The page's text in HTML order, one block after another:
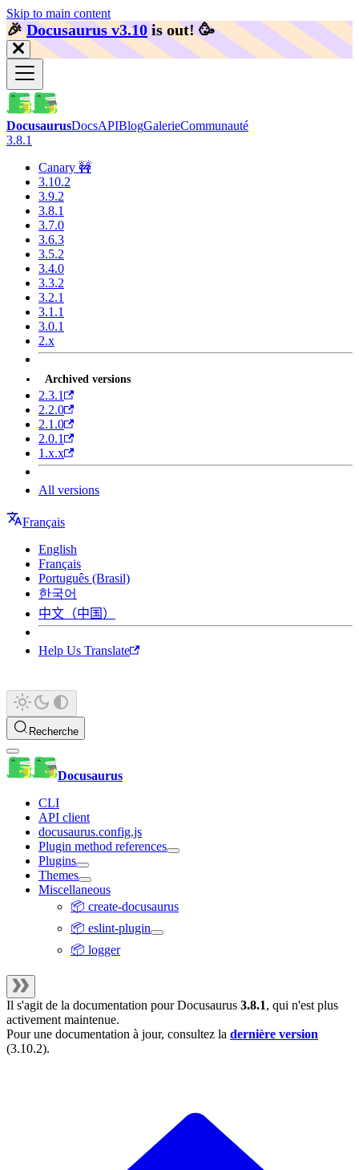
Skip to main content
🎉️Docusaurus v3.10 is out! 🥳️
DocusaurusDocsAPIBlogGalerieCommunauté
3.8.1
Canary 🚧
3.10.2
3.9.2
3.8.1
3.7.0
3.6.3
3.5.2
3.4.0
3.3.2
3.2.1
3.1.1
3.0.1
2.x
Archived versions
2.3.1
2.2.0
2.1.0
2.0.1
1.x.x
All versions
Français
English
Français
Português (Brasil)
한국어
中文（中国）
Help Us Translate
Recherche
Docusaurus
CLI
API client
docusaurus.config.js
Plugin method references
Plugins
Themes
Miscellaneous
📦 create-docusaurus
📦 eslint-plugin
📦 logger
Il s'agit de la documentation pourDocusaurus 3.8.1, qui n'est plus
activement maintenue.
Pour une documentation à jour, consultez la dernière version
(3.10.2).